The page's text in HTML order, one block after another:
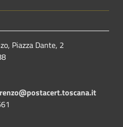
Piazza Dante, 2